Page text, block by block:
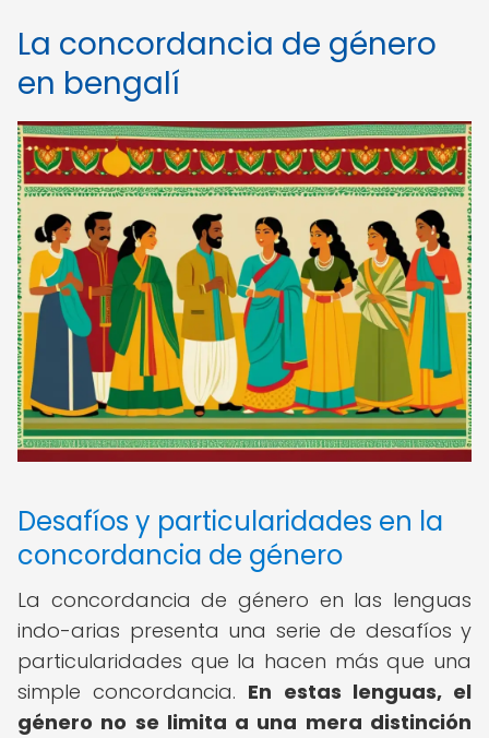
La concordancia de género
en bengalí
Desafíos y particularidades en la
concordancia de género
La concordancia de género en las lenguas
indo-arias presenta una serie de desafíos y
particularidades que la hacen más que una
simple concordancia. En estas lenguas, el
género no se limita a una mera distinción